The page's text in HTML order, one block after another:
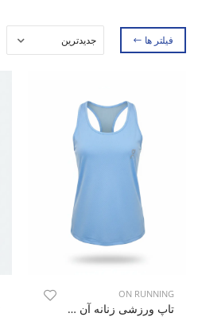
فیلتر ها
ON RUNNING
تاپ ورزشی زنانه آن رانینگ Velora W